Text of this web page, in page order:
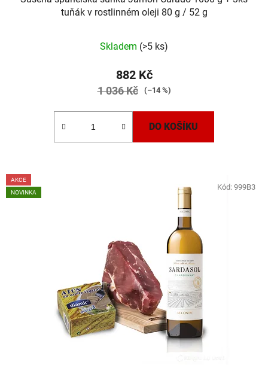
tuňák v rostlinném oleji 80 g / 52 g
Skladem (>5 ks)
882 Kč
1 036 Kč (–14 %)
DO KOŠÍKU
AKCE
NOVINKA
Kód: 999B3